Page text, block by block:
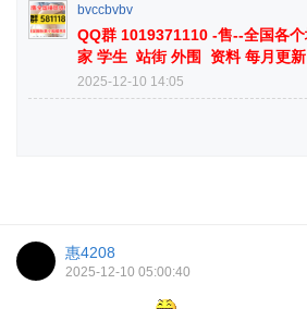
bvccbvbv
QQ群 1019371110 -售--全国各
家 学生 站街 外围 资料 每月更
2025-12-10 14:05
惠4208
2025-12-10 05:00:40